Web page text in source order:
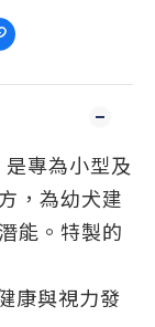
專為小型及
，為幼犬建
能。特製的
康與視力發